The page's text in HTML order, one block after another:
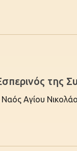
της
Ναός Αγίου